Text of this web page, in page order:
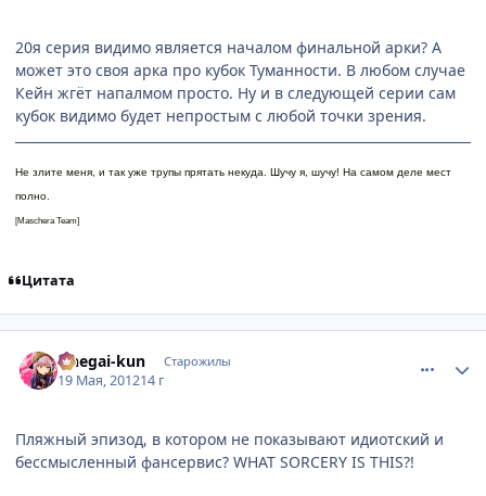
пушек, и невесомость со скафандрами и даже, кажется,
арена для дуэлей капитанов, которые, как уважающие себя
морскиекосмические офицеры, владеют еще и холодным
оружием! Трейлеры говорят о весьма позитивном настрое
грядущего сериала, обещают кучу (действительнокучу)
симпатичных девочек и неунывающую главную героиню, а
борту, йо-хо-хо и тюбик с завтраком космонавта.
20я серия видимо является началом финальной арки? А
может это своя арка про кубок Туманности. В любом случае
Кейн жгёт напалмом просто. Ну и в следующей серии сам
кубок видимо будет непростым с любой точки зрения.
Не злите меня, и так уже трупы прятать некуда. Шучу я, шучу! На самом деле мест
полно.
[Maschera Team]
Цитата
Onegai-kun Старожилы
19 Мая, 201214 г
Пляжный эпизод, в котором не показывают идиотский и
бессмысленный фансервис? WHAT SORCERY IS THIS?!